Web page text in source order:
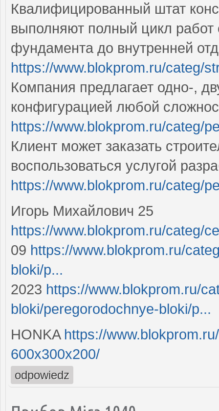
Квалифицированный штат
выполняют полный цикл работ
фундамента до внутренней
https://www.blokprom.ru/categ/
Компания предлагает одно-,
конфигурацией любой
https://www.blokprom.ru/categ/
Клиент может заказать
воспользоваться услугой
https://www.blokprom.ru/categ/
Игорь Михайлович 25
https://www.blokprom.ru/categ/
09 https://www.blokprom.ru/
bloki/p...
2023 https://www.blokprom.ru/
bloki/peregorodochnye-bloki/p...
HONKA https://
600x300x200/
odpowiedz